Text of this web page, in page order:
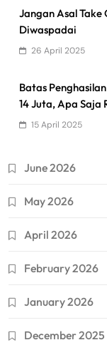
Jangan Asal Take
Diwaspadai
26 April 2025
Batas
14 Juta, Apa Saja
15 April 2025
June 2026
May 2026
April 2026
February 2026
January 2026
December 2025